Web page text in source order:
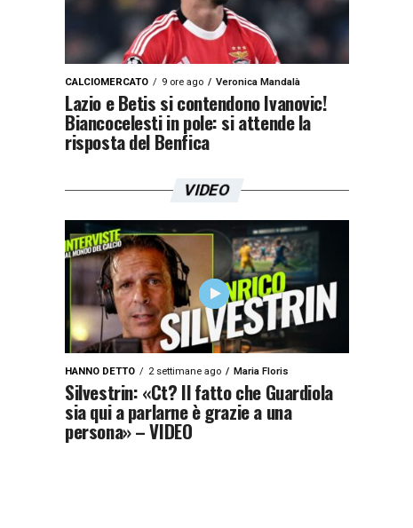
CALCIOMERCATO 9 ore ago Veronica Mandalà
Lazio e Betis si contendono Ivanovic!
Biancocelesti in pole: si attende la
risposta del Benfica
VIDEO
HANNO DETTO 2 settimane ago Maria Floris
Silvestrin: «Ct? Il fatto che Guardiola
sia qui a parlarne è grazie a una
persona» – VIDEO